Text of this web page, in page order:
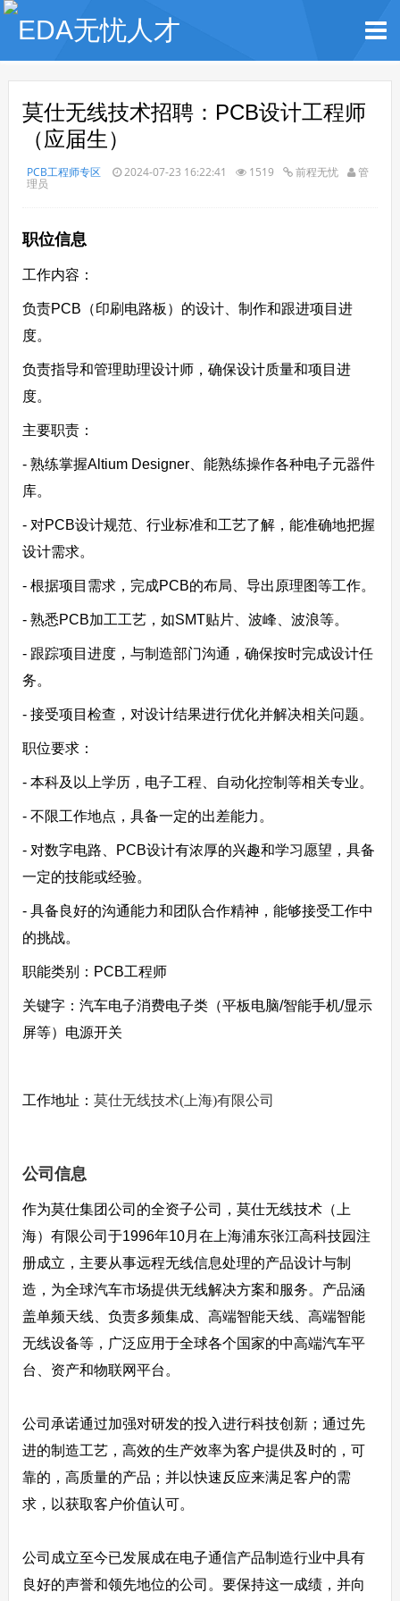
莫仕无线技术招聘：PCB设计工程师
（应届生）
PCB工程师专区 2024-07-23 16:22:41 1519 前程无忧 管
理员
职位信息
工作内容：
负责PCB（印刷电路板）的设计、制作和跟进项目进
度。
负责指导和管理助理设计师，确保设计质量和项目进
度。
主要职责：
- 熟练掌握Altium Designer、能熟练操作各种电子元器件
库。
- 对PCB设计规范、行业标准和工艺了解，能准确地把握
设计需求。
- 根据项目需求，完成PCB的布局、导出原理图等工作。
- 熟悉PCB加工工艺，如SMT贴片、波峰、波浪等。
- 跟踪项目进度，与制造部门沟通，确保按时完成设计任
务。
- 接受项目检查，对设计结果进行优化并解决相关问题。
职位要求：
- 本科及以上学历，电子工程、自动化控制等相关专业。
- 不限工作地点，具备一定的出差能力。
- 对数字电路、PCB设计有浓厚的兴趣和学习愿望，具备
一定的技能或经验。
- 具备良好的沟通能力和团队合作精神，能够接受工作中
的挑战。
职能类别：PCB工程师
关键字：汽车电子消费电子类（平板电脑/智能手机/显示
屏等）电源开关
工作地址： 莫仕无线技术(上海)有限公司
公司信息
作为莫仕集团公司的全资子公司，莫仕无线技术（上
海）有限公司于1996年10月在上海浦东张江高科技园注
册成立，主要从事远程无线信息处理的产品设计与制
造，为全球汽车市场提供无线解决方案和服务。产品涵
盖单频天线、负责多频集成、高端智能天线、高端智能
无线设备等，广泛应用于全球各个国家的中高端汽车平
台、资产和物联网平台。
公司承诺通过加强对研发的投入进行科技创新；通过先
进的制造工艺，高效的生产效率为客户提供及时的，可
靠的，高质量的产品；并以快速反应来满足客户的需
求，以获取客户价值认可。
公司成立至今已发展成在电子通信产品制造行业中具有
良好的声誉和领先地位的公司。要保持这一成绩，并向